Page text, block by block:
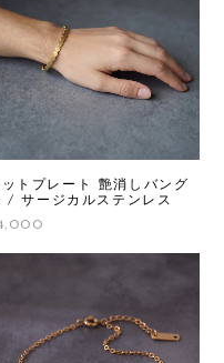
ットプレート 艶消しバング
/ サージカルステンレス